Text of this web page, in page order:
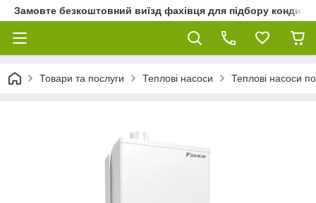
Замовте безкоштовний виїзд фахівця для підбору
Товари та послуги Теплові насоси Теплові насоси